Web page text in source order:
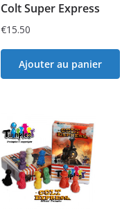
Colt Super Express
€15.50
Ajouter au panier